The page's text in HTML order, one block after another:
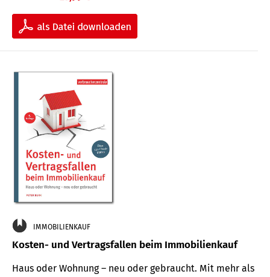
IMMOBILIENKAUF
Kosten- und Vertragsfallen beim Immobilienkauf
Haus oder Wohnung – neu oder gebraucht. Mit mehr als